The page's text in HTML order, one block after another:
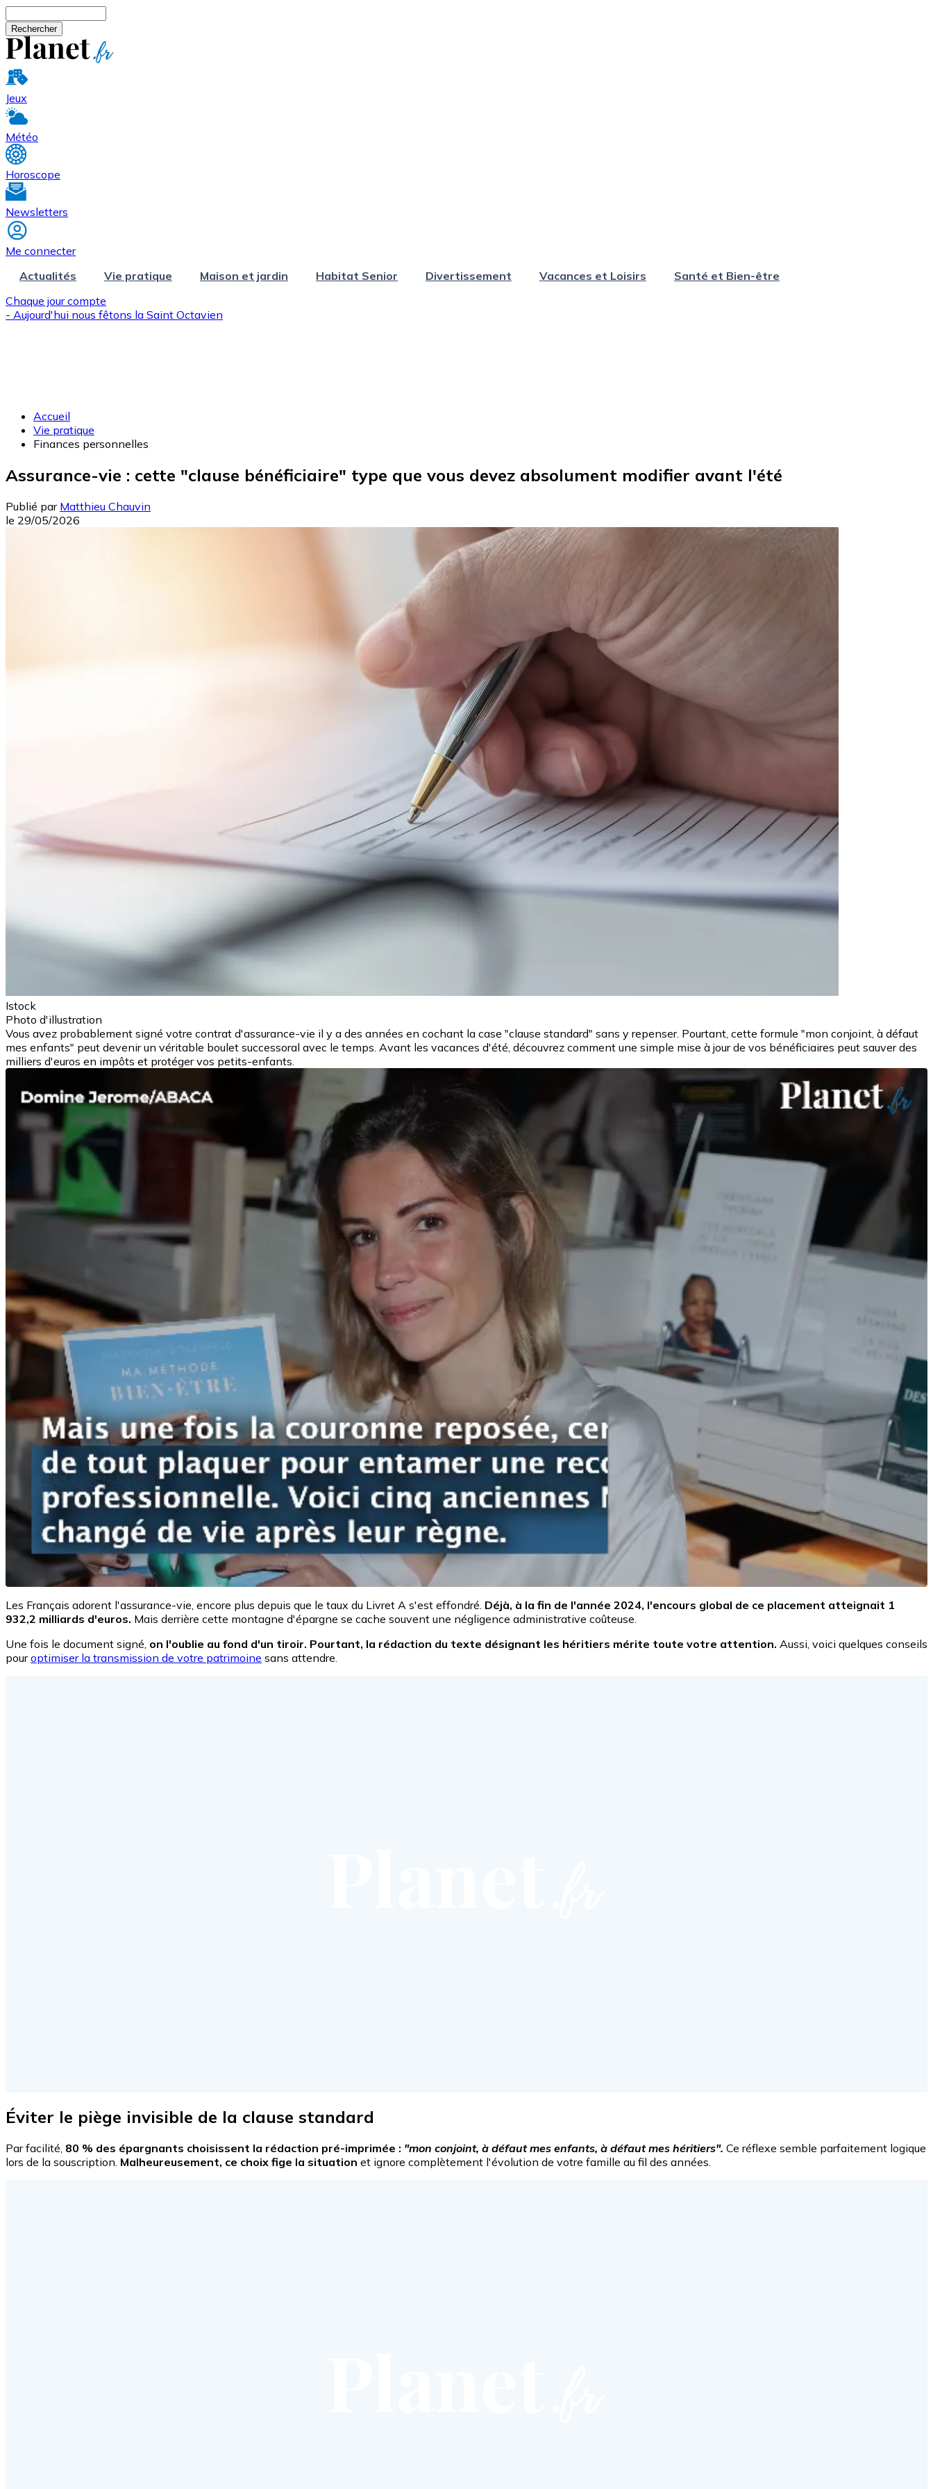
Jeux
Météo
Horoscope
Newsletters
Me connecter
Actualités
Vie pratique Maison et jardin Habitat Senior Divertissement Vacances et Loisirs
Santé et Bien-être
Chaque jour compte
- Aujourd'hui nous fêtons la Saint Octavien
Accueil
Vie pratique
Finances personnelles
Assurance-vie : cette "clause bénéficiaire" type que vous devez absolument modifier avant l'été
Publié par Matthieu Chauvin
le 29/05/2026
Istock
Photo d'illustration
Vous avez probablement signé votre contrat d'assurance-vie il y a des années en cochant la case "clause standard" sans y repenser. Pourtant, cette formule "mon conjoint, à défaut
mes enfants" peut devenir un véritable boulet successoral avec le temps. Avant les vacances d'été, découvrez comment une simple mise à jour de vos bénéficiaires peut sauver des
milliers d'euros en impôts et protéger vos petits-enfants.
Les Français adorent l'assurance-vie, encore plus depuis que le taux du Livret A s'est effondré. Déjà, à la fin de l'année 2024, l'encours global de ce placement atteignait 1
932,2 milliards d'euros. Mais derrière cette montagne d'épargne se cache souvent une négligence administrative coûteuse.
Une fois le document signé, on l'oublie au fond d'un tiroir. Pourtant, la rédaction du texte désignant les héritiers mérite toute votre attention. Aussi, voici quelques conseils
pouroptimiser la transmission de votre patrimoine sans attendre.
Éviter le piège invisible de la clause standard
Par facilité, 80 % des épargnants choisissent la rédaction pré-imprimée : "mon conjoint, à défaut mes enfants, à défaut mes héritiers". Ce réflexe semble parfaitement logique
lors de la souscription. Malheureusement, ce choix fige la situation et ignore complètement l'évolution de votre famille au fil des années.